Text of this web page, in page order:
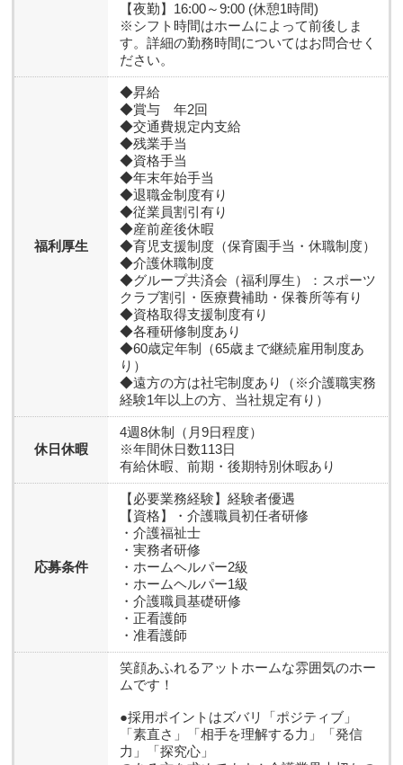
【夜勤】16:00～9:00 (休憩1時間)
※シフト時間はホームによって前後しま
す。詳細の勤務時間についてはお問合せく
ださい。
福利厚生
◆昇給
◆賞与 年2回
◆交通費規定内支給
◆残業手当
◆資格手当
◆年末年始手当
◆退職金制度有り
◆従業員割引有り
◆産前産後休暇
◆育児支援制度（保育園手当・休職制度）
◆介護休職制度
◆グループ共済会（福利厚生）：スポーツ
クラブ割引・医療費補助・保養所等有り
◆資格取得支援制度有り
◆各種研修制度あり
◆60歳定年制（65歳まで継続雇用制度あ
り）
◆遠方の方は社宅制度あり（※介護職実務
経験1年以上の方、当社規定有り）
休日休暇
4週8休制（月9日程度）
※年間休日数113日
有給休暇、前期・後期特別休暇あり
応募条件
【必要業務経験】経験者優遇
【資格】・介護職員初任者研修
・介護福祉士
・実務者研修
・ホームヘルパー2級
・ホームヘルパー1級
・介護職員基礎研修
・正看護師
・准看護師
笑顔あふれるアットホームな雰囲気のホー
ムです！
●採用ポイントはズバリ「ポジティブ」
「素直さ」「相手を理解する力」「発信
力」「探究心」